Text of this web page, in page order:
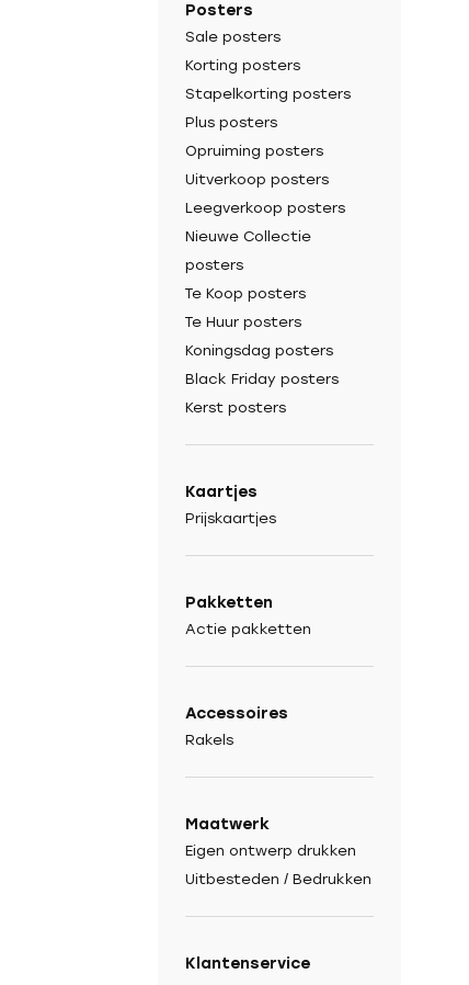
Posters
Sale posters
Korting posters
Stapelkorting posters
Plus posters
Opruiming posters
Uitverkoop posters
Leegverkoop posters
Nieuwe Collectie
posters
Te Koop posters
Te Huur posters
Koningsdag posters
Black Friday posters
Kerst posters
Kaartjes
Prijskaartjes
Pakketten
Actie pakketten
Accessoires
Rakels
Maatwerk
Eigen ontwerp drukken
Uitbesteden / Bedrukken
Klantenservice